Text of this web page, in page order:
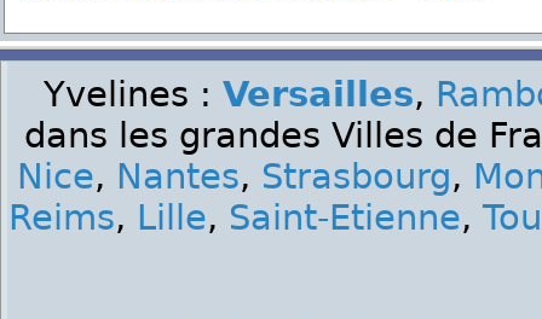
Yvelines : Versailles,
dans les grandes Villes de
Nice, Nantes, Strasbourg,
Reims, Lille, Saint-Etienne,